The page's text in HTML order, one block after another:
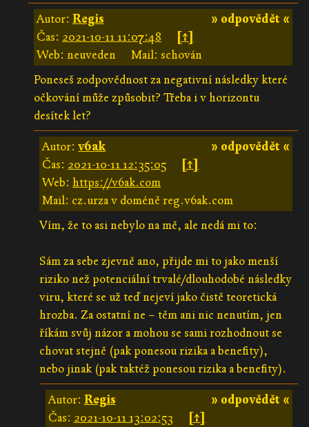
» odpovědět «
Autor: Regis
Čas: 2021-10-11 11:07:48
[↑]
Web: neuveden
Mail: schován
Poneseš zodpovědnost za negativní následky které
očkování může způsobit? Třeba i v horizontu
desítek let?
» odpovědět «
Autor:v6ak
Čas: 2021-10-11 12:35:05
[↑]
Web:https://v6ak.com
Mail: cz.urza v doméně reg.v6ak.com
Vím, že to asi nebylo na mě, ale nedá mi to:
Sám za sebe zjevně ano, přijde mi to jako menší
riziko než potenciální trvalé/dlouhodobé následky
viru, které se už teď nejeví jako čistě teoretická
hrozba. Za ostatní ne – těm ani nic nenutím, jen
říkám svůj názor a mohou se sami rozhodnout se
chovat stejně (pak ponesou rizika a benefity),
nebo jinak (pak taktéž ponesou rizika a benefity).
» odpovědět «
Autor: Regis
Čas: 2021-10-11 13:02:53
[↑]